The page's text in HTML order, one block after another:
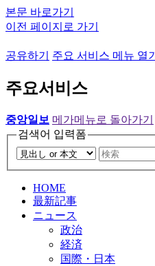
본문 바로가기
이전 페이지로 가기
공유하기 주요 서비스 메뉴 열기
주요서비스
중앙일보 메가메뉴로 돌아가기
검색어 입력폼
HOME
最新記事
ニュース
政治
経済
国際・日本